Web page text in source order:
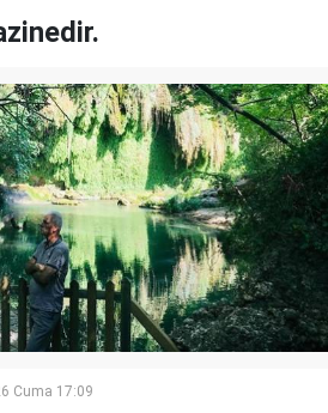
Cuma 17:09